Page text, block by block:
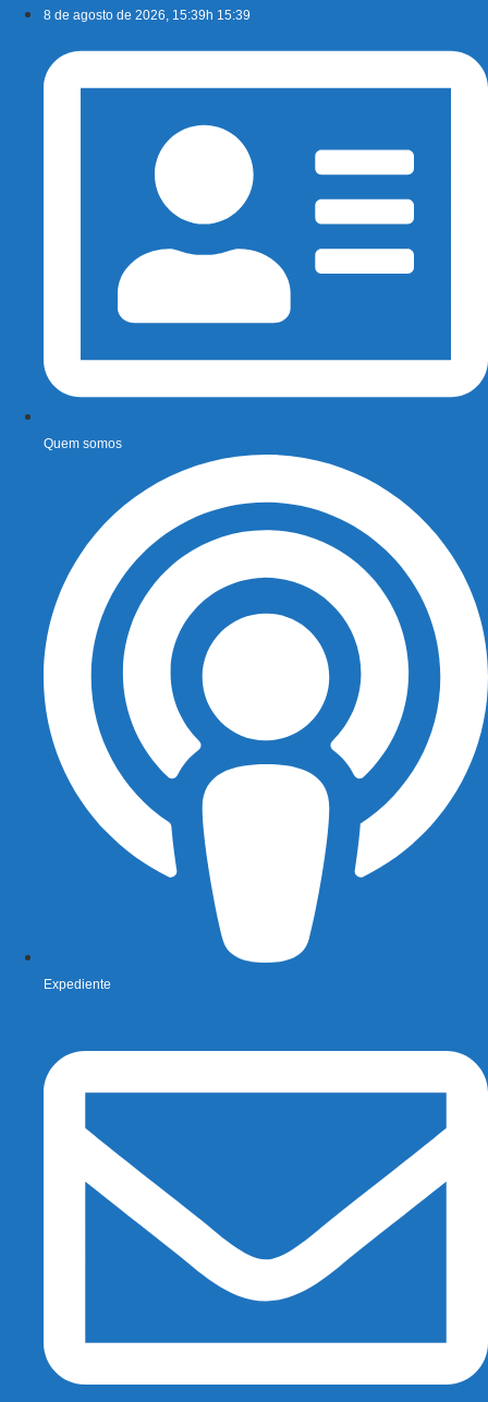
conteúdo
8 de agosto de 2026, 15:39h 15:39
Quem somos
Expediente